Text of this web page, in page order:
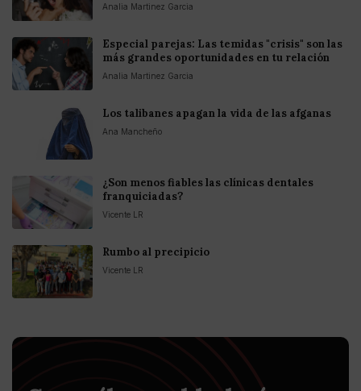
Analia Martinez Garcia
Especial parejas: Las temidas "crisis" son las
más grandes oportunidades en tu relación
Analia Martinez Garcia
Los talibanes apagan la vida de las afganas
Ana Mancheño
¿Son menos fiables las clínicas dentales
franquiciadas?
Vicente LR
Rumbo al precipicio
Vicente LR